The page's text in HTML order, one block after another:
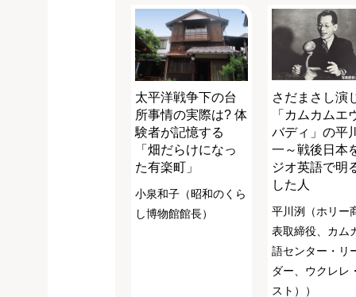
太平洋戦争下の台
所事情の実際は? 体
験者が記憶する
「畑だらけになっ
た有楽町」
小泉和子（昭和のくら
し博物館館長）
さだまさし演
「カムカムエ
バディ」の平
一～戦後日本
ジオ英語で明
した人
平川洌（ホリー
表取締役、カム
語センター・リ
ダー、ウクレレ
スト））